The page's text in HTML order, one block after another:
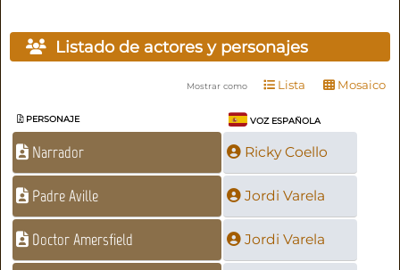
Listado de actores y personajes
Mostrar como Lista Mosaico
PERSONAJE VOZ ESPAÑOLA
Narrador Ricky Coello
Padre Aville Jordi Varela
Doctor Amersfield Jordi Varela